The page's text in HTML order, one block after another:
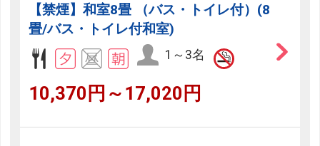
【禁煙】和室8畳 （バス・トイレ付）(8
畳/バス・トイレ付和室)
1～3名
10,370円～17,020円